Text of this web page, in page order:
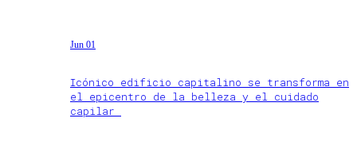
Jun 01
Icónico edificio capitalino se transforma en
el epicentro de la belleza y el cuidado
capilar